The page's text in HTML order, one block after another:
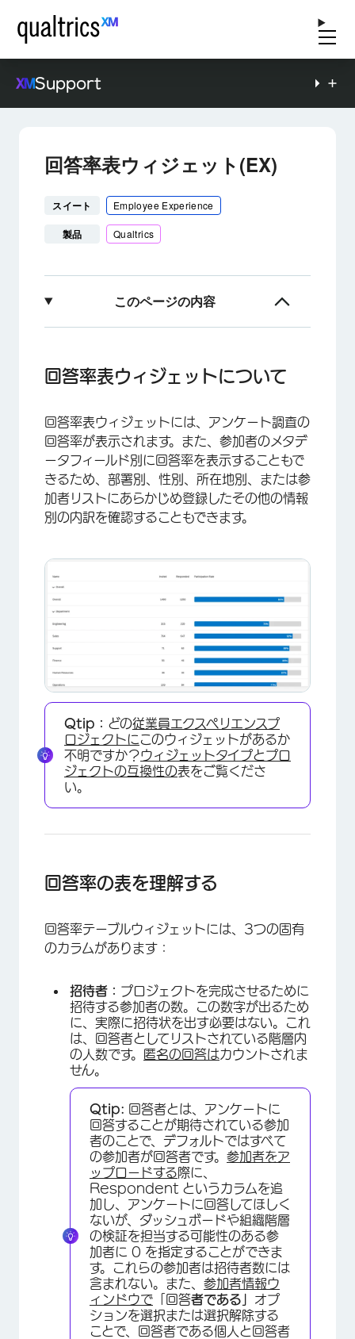
Support
回答率表ウィジェット(EX)
スイート Employee Experience
製品 Qualtrics
このページの内容
回答率の表を理解する
ウィジェットのカスタマイズ
FAQs
回答率表ウィジェットについて
回答率表ウィジェットには、アンケート調査の
回答率が表示されます。また、参加者のメタデ
ータフィールド別に回答率を表示することもで
きるため、部署別、性別、所在地別、または参
加者リストにあらかじめ登録したその他の情報
別の内訳を確認することもできます。
×
Qtip： どの従業員エクスペリエンスプ
ロジェクトに このウィジェットがあるか
不明ですか？ウィジェットタイプとプロ
ジェクトの互換性の表をご覧くださ
い。
回答率の表を理解する
回答率テーブルウィジェットには、3つの固有
のカラムがあります：
招待者： プロジェクトを完成させるために
招待する参加者の数。この数字が出るため
に、実際に招待状を出す必要はない。これ
は、回答者としてリストされている階層内
の人数です。 匿名の回答はカウントされま
せん。
Qtip: 回答者とは、アンケートに
回答することが期待されている参加
者のことで、デフォルトではすべて
の参加者が回答者です。 参加者をア
ップロードする際に、
Respondent というカラムを追
加し、アンケートに回答してほしく
ないが、ダッシュボードや組織階層
の検証を担当する可能性のある参
加者に 0 を指定することができま
す。これらの参加者は招待者数には
含まれない。また、 参加者情報ウ
ィンドウで 「回答者である」 オプ
ションを選択または選択解除する
ことで、回答者である個人と回答者